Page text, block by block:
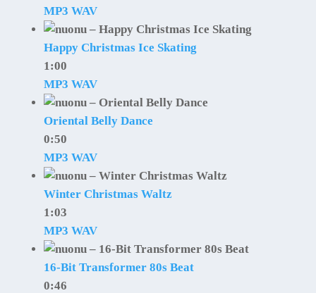
MP3 WAV
Happy Christmas Ice Skating
1:00
MP3 WAV
Oriental Belly Dance
0:50
MP3 WAV
Winter Christmas Waltz
1:03
MP3 WAV
16-Bit Transformer 80s Beat
0:46